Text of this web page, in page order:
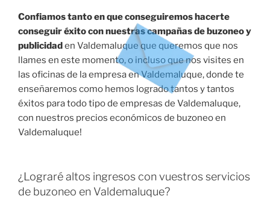
Confiamos tanto en que conseguiremos hacerte
conseguir éxito con nuestras campañas de buzoneo y
publicidaden Valdemaluque que queremos que nos
llames en este momento, o incluso que nos visites en
las oficinas de la empresa en Valdemaluque, donde te
enseñaremos como hemos logrado tantos y tantos
éxitos para todo tipo de empresas de Valdemaluque,
con nuestros precios económicos de buzoneo en
Valdemaluque!
¿Lograré altos ingresos con vuestros servicios
de buzoneo en Valdemaluque?